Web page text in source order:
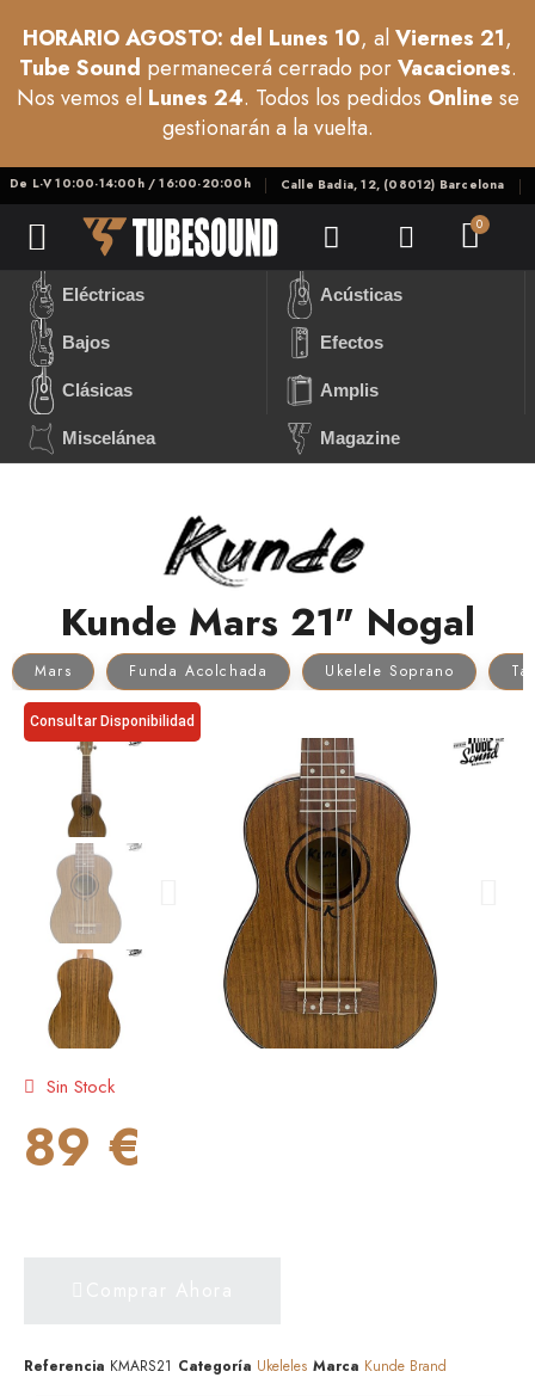
HORARIO AGOSTO: del Lunes 10, alViernes 21,
Tube Sound permanecerá cerrado porVacaciones.
Nos vemos el Lunes 24. Todos los pedidos Online se
gestionarán a la vuelta.
De L-V 10:00-14:00h / 16:00-20:00h Calle Badia, 12, (08012) Barcelona
Eléctricas Acústicas
Bajos Efectos
Clásicas Amplis
Miscelánea Magazine
Kunde Mars 21" Nogal
Mars Funda Acolchada Ukelele Soprano
Consultar Disponibilidad
Sin Stock
89 €
Referencia KMARS21 Categoría Ukeleles Marca Kunde Brand